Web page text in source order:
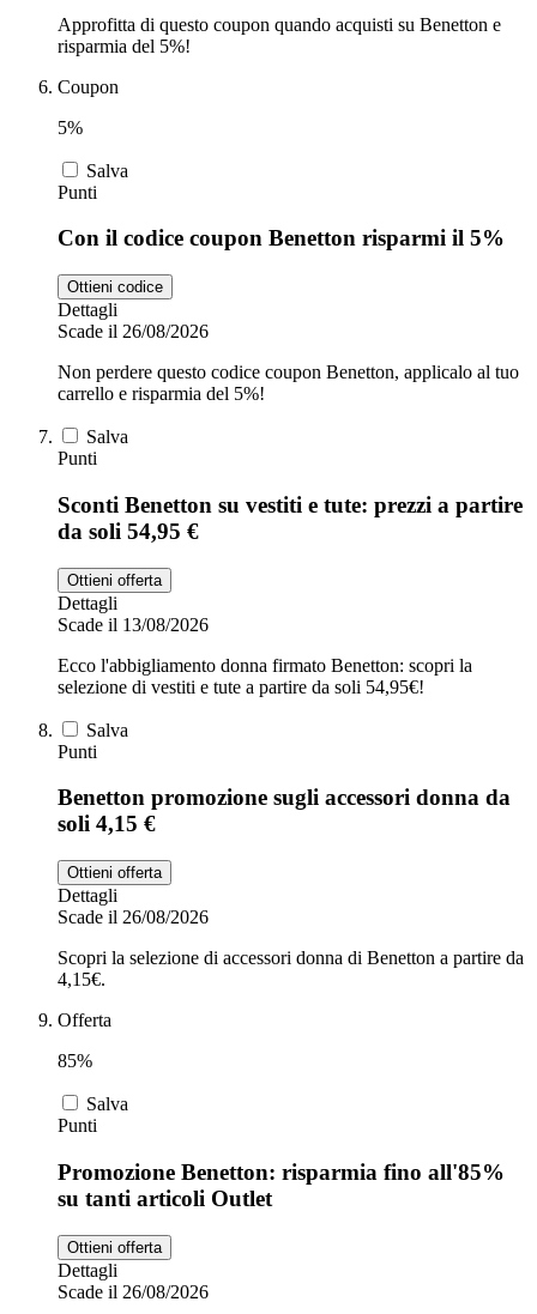
Approfitta di questo coupon quando acquisti su Benetton e
risparmia del 5%!
Coupon
5%
Salva
Punti
Con il codice coupon Benetton risparmi il 5%
Ottieni codice
Dettagli
Scade il 26/08/2026
Non perdere questo codice coupon Benetton, applicalo al tuo
carrello e risparmia del 5%!
Salva
Punti
Sconti Benetton su vestiti e tute: prezzi a partire
da soli 54,95 €
Ottieni offerta
Dettagli
Scade il 13/08/2026
Ecco l'abbigliamento donna firmato Benetton: scopri la
selezione di vestiti e tute a partire da soli 54,95€!
Salva
Punti
Benetton promozione sugli accessori donna da
soli 4,15 €
Ottieni offerta
Dettagli
Scade il 26/08/2026
Scopri la selezione di accessori donna di Benetton a partire da
4,15€.
Offerta
85%
Salva
Punti
Promozione Benetton: risparmia fino all'85%
su tanti articoli Outlet
Ottieni offerta
Dettagli
Scade il 26/08/2026